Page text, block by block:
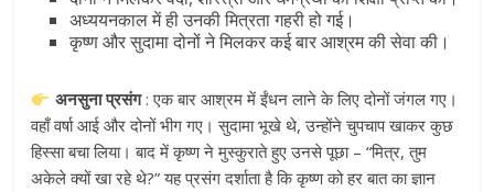
अध्ययनकाल में ही उनकी मित्रता गहरी हो गई।
कृष्ण और सुदामा दोनों ने मिलकर कई बार आश्रम की सेवा की।
अनसुना प्रसंग: एक बार आश्रम में ईंधन लाने के लिए दोनों जंगल गए।
वहाँ वर्षा आई और दोनों भीग गए। सुदामा भूखे थे, उन्होंने चुपचाप खाकर कुछ
हिस्सा बचा लिया। बाद में कृष्ण ने मुस्कुराते हुए उनसे पूछा – “मित्र, तुम
अकेले क्यों खा रहे थे?” यह प्रसंग दर्शाता है कि कृष्ण को हर बात का ज्ञान